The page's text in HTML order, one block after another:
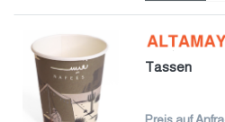
Tassen